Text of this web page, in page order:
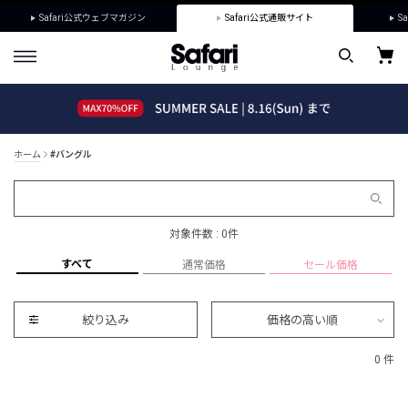
Safari公式ウェブマガジン Safari公式通販サイト
ホーム #バングル
対象件数 : 0件
すべて 通常価格 セール価格
絞り込み 価格の高い順
0 件